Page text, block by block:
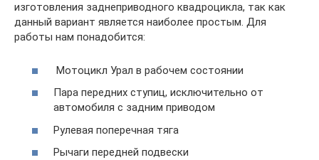
изготовления заднеприводного квадроцикла, так как
данный вариант является наиболее простым. Для
работы нам понадобится:
Мотоцикл Урал в рабочем состоянии
Пара передних ступиц, исключительно от
автомобиля с задним приводом
Рулевая поперечная тяга
Рычаги передней подвески